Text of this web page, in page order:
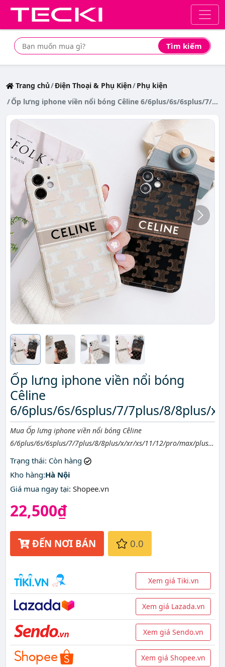
Tìm kiếm
Tìm mua sản phẩm giá rẻ nhất
Trang chủ Điện Thoại & Phụ Kiện Phụ kiện
Ốp lưng iphone viền nổi bóng Cêline 6/6plus/6s/6splus/7/7plus/8/8plus/x/xr/xs/11/12/pro/max/plus/promax
Ốp lưng iphone viền nổi bóng
Cêline
6/6plus/6s/6splus/7/7plus/8/8plus/
Mô tả ngắn
Mua Ốp lưng iphone viền nổi bóng Cêline
6/6plus/6s/6splus/7/7plus/8/8plus/x/xr/xs/11/12/pro/max/plus/
giá rẻ nhất ở đâu?
Trạng thái: Còn hàng
Kho hàng:Hà Nội
Giá mua ngay tại: Shopee.vn
22,500₫
ĐẾN NƠI BÁN 0.0
Xem giá Tiki.vn
Xem giá Lazada.vn
Xem giá Sendo.vn
Xem giá Shopee.vn